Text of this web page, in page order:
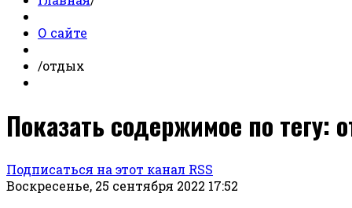
О сайте
/отдых
Показать содержимое по тегу:
Подписаться на этот канал RSS
Воскресенье, 25 сентября 2022 17:52